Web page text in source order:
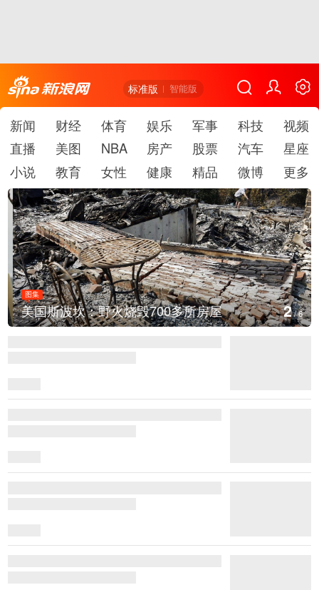
标准版 智能版
新闻 财经 体育 娱乐 军事 科技
视频
直播
美图 NBA 房产 股票 汽车
星座
小说
教育 女性 健康 精品 微博 更多
图集
美国斯波坎：野火烧毁700多所房屋 2/6